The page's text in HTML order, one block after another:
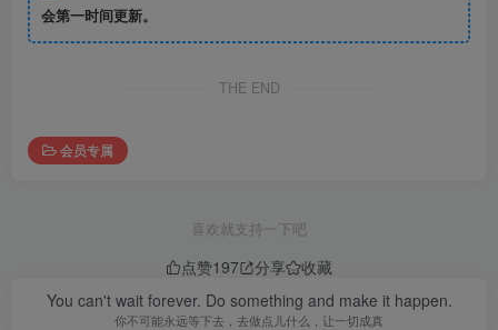
会第一时间更新。
THE END
会员专属
喜欢就支持一下吧
点赞197 分享
收藏
You can't wait forever. Do something and make it happen.
你不可能永远等下去，去做点儿什么，让一切成真